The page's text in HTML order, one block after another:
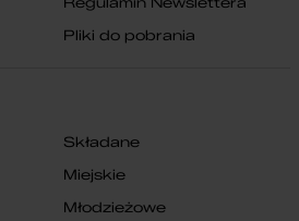
Pliki do pobrania
Składane
Miejskie
Młodzieżowe